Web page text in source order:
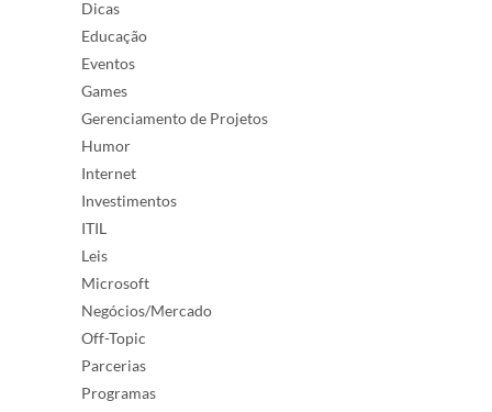
Dicas
Educação
Eventos
Games
Gerenciamento de Projetos
Humor
Internet
Investimentos
ITIL
Leis
Microsoft
Negócios/Mercado
Off-Topic
Parcerias
Programas